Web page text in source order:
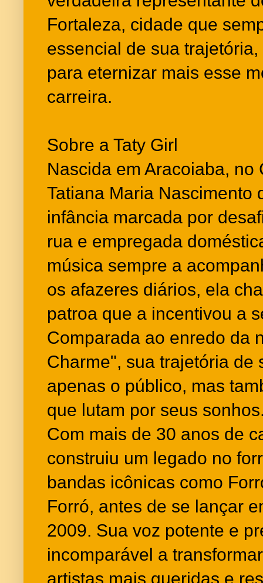
Fortaleza, cidade que
essencial de sua
para eternizar mais esse
carreira.
Sobre a Taty Girl
Nascida em Aracoiaba, no
Tatiana Maria Nascimento
infância marcada por
rua e empregada
música sempre a
os afazeres diários, ela
patroa que a incentivou a
Comparada ao enredo da
Charme", sua trajetória de
apenas o público, mas
que lutam por seus
Com mais de 30 anos de
construiu um legado no
bandas icônicas como
Forró, antes de se lançar
2009. Sua voz potente e
incomparável a
artistas mais queridas e